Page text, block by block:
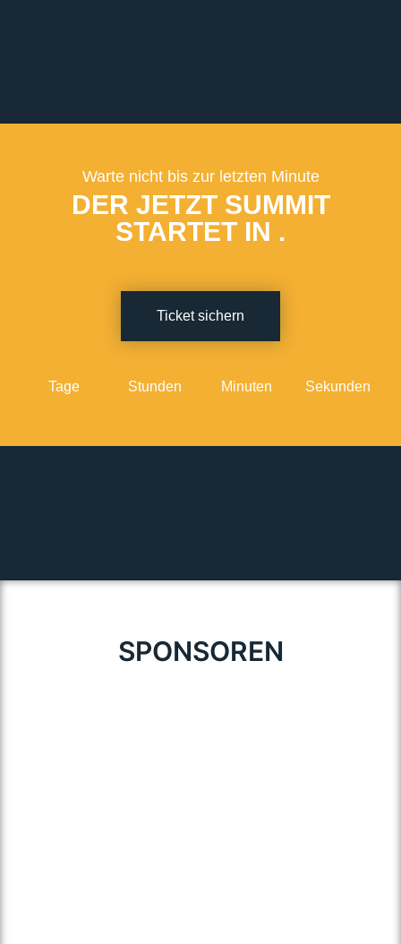
Warte nicht bis zur letzten Minute
DER JETZT SUMMIT
STARTET IN .
Ticket sichern
Tage Stunden Minuten Sekunden
SPONSOREN